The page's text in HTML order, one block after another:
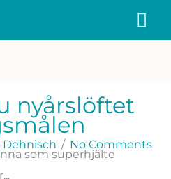
nyårslöftet
Dehnisch / No Comments